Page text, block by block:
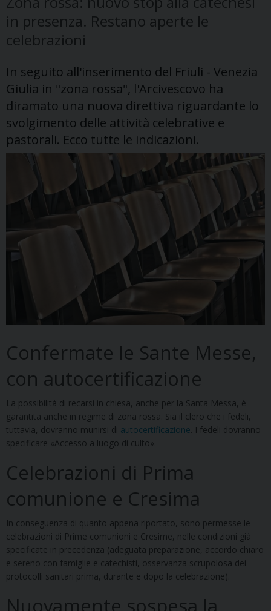
in presenza. Restano aperte le
celebrazioni
In seguito all'inserimento del Friuli - Venezia
Giulia in "zona rossa", l'Arcivescovo ha
diramato una nuova direttiva riguardante lo
svolgimento delle attività celebrative e
pastorali. Ecco tutte le indicazioni.
Confermate le Sante Messe,
con autocertificazione
La possibilità di recarsi in chiesa, anche per la Santa Messa, è
garantita anche in regime di zona rossa. Sia il clero che i fedeli,
tuttavia, dovranno munirsi di autocertificazione . I fedeli dovranno
specificare «Accesso a luogo di culto».
Celebrazioni di Prima
comunione e Cresima
In conseguenza di quanto appena riportato, sono permesse le
celebrazioni di Prime comunioni e Cresime, nelle condizioni già
specificate in precedenza (adeguata preparazione, accordo chiaro
e sereno con famiglie e catechisti, osservanza scrupolosa dei
protocolli sanitari prima, durante e dopo la celebrazione).
Nuovamente sospesa la